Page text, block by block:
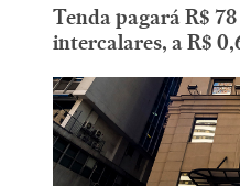
Tenda pagará R$
intercalares, a R$